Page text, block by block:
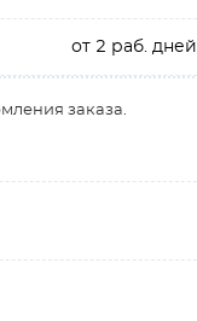
от 2 раб. дней
заказа.